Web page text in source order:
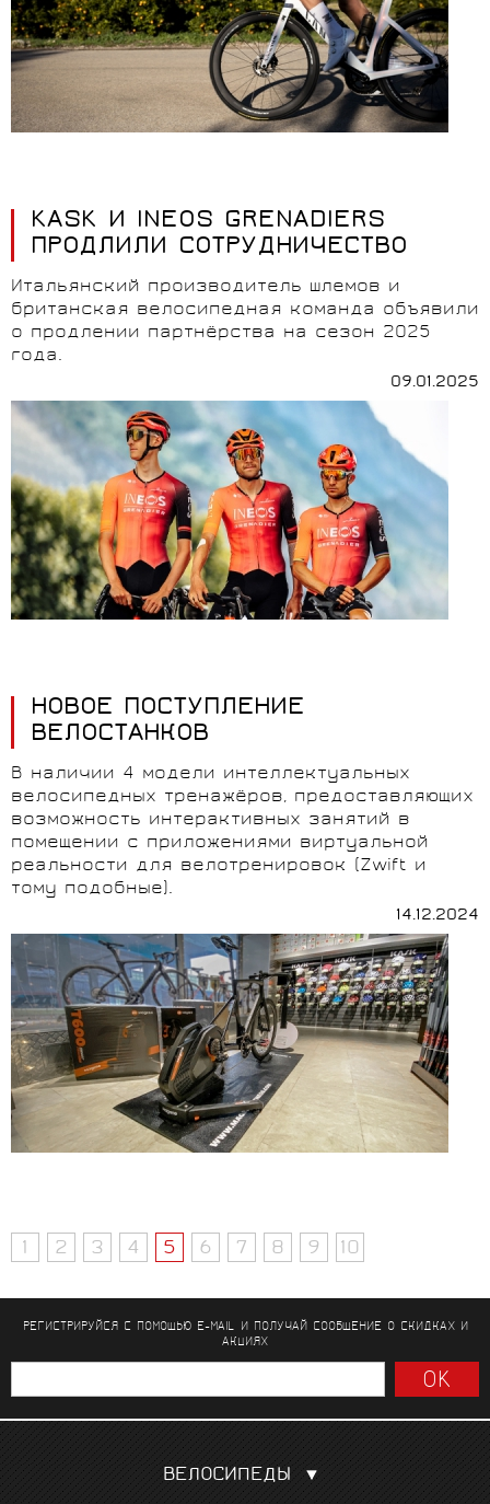
KASK И INEOS GRENADIERS
ПРОДЛИЛИ СОТРУДНИЧЕСТВО
Итальянский производитель шлемов и
британская велосипедная команда объявили
о продлении партнёрства на сезон 2025
года.
09.01.2025
НОВОЕ ПОСТУПЛЕНИЕ
ВЕЛОСТАНКОВ
В наличии 4 модели интеллектуальных
велосипедных тренажёров, предоставляющих
возможность интерактивных занятий в
помещении с приложениями виртуальной
реальности для велотренировок (Zwift и
тому подобные).
14.12.2024
1 2 3 4 5 6 7 8 9 10
РЕГИСТРИРУЙСЯ С ПОМОЩЬЮ E-MAIL И ПОЛУЧАЙ СООБЩЕНИЕО СКИДКАХ И
АКЦИЯХ
ВЕЛОСИПЕДЫ